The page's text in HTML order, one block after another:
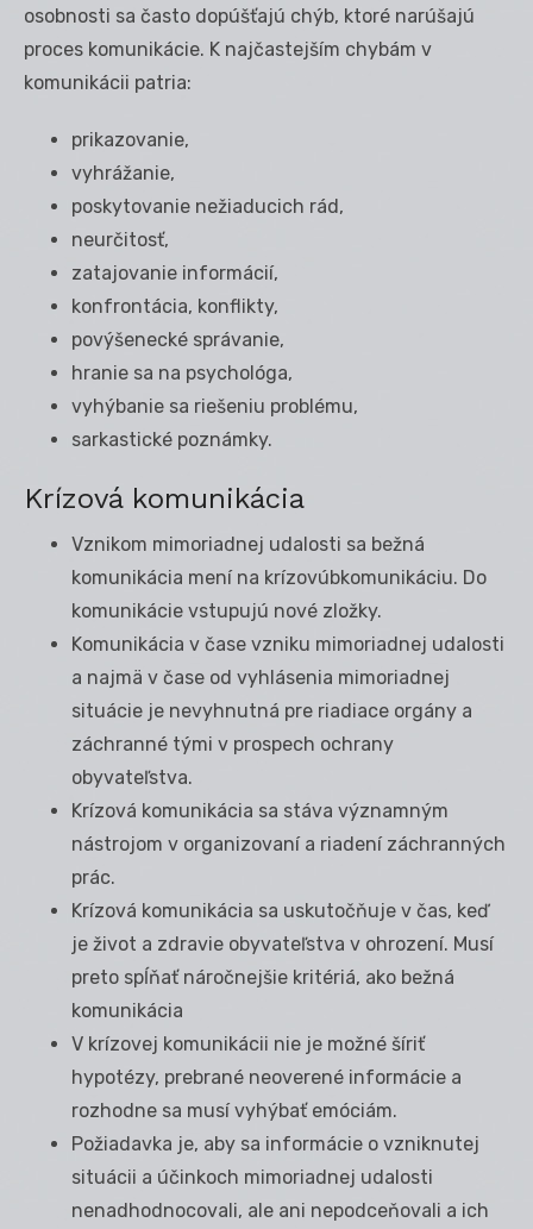
osobnosti sa často dopúšťajú chýb, ktoré narúšajú
proces komunikácie. K najčastejším chybám v
komunikácii patria:
prikazovanie,
vyhrážanie,
poskytovanie nežiaducich rád,
neurčitosť,
zatajovanie informácií,
konfrontácia, konflikty,
povýšenecké správanie,
hranie sa na psychológa,
vyhýbanie sa riešeniu problému,
sarkastické poznámky.
Krízová komunikácia
Vznikom mimoriadnej udalosti sa bežná
komunikácia mení na krízovúbkomunikáciu. Do
komunikácie vstupujú nové zložky.
Komunikácia v čase vzniku mimoriadnej udalosti
a najmä v čase od vyhlásenia mimoriadnej
situácie je nevyhnutná pre riadiace orgány a
záchranné tými v prospech ochrany
obyvateľstva.
Krízová komunikácia sa stáva významným
nástrojom v organizovaní a riadení záchranných
prác.
Krízová komunikácia sa uskutočňuje v čas, keď
je život a zdravie obyvateľstva v ohrození. Musí
preto spĺňať náročnejšie kritériá, ako bežná
komunikácia
V krízovej komunikácii nie je možné šíriť
hypotézy, prebrané neoverené informácie a
rozhodne sa musí vyhýbať emóciám.
Požiadavka je, aby sa informácie o vzniknutej
situácii a účinkoch mimoriadnej udalosti
nenadhodnocovali, ale ani nepodceňovali a ich